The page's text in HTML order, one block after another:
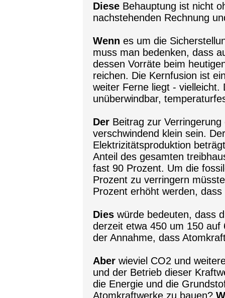
Diese Behauptung ist nicht
nachstehenden Rechnung
Wenn es um die
muss man bedenken, dass
dessen Vorräte beim
reichen. Die Kernfusion ist
weiter Ferne liegt - vielleicht.
unüberwindbar,
Der Beitrag zur
verschwindend klein sein.
Elektrizitätsproduktion
Anteil des gesamten
fast 90 Prozent. Um die
Prozent zu verringern
Prozent erhöht werden,
Dies würde bedeuten, dass
derzeit etwa 450 um 150
der Annahme, dass
Aber wieviel CO2 und
und der Betrieb dieser
die Energie und die
Atomkraftwerke zu bauen?